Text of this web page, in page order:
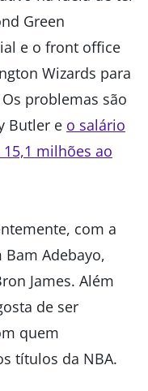
Green
e o front office
Wizards para
problemas são
Butler e o salário
milhões ao
com a
Adebayo,
James. Além
de ser
quem
títulos da NBA.